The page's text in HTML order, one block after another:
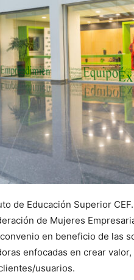
de Educación Superior
de Mujeres
en beneficio de las
enfocadas en crear
usuarios.